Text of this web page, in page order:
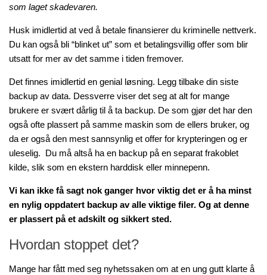
som laget skadevaren.
Husk imidlertid at ved å betale finansierer du kriminelle nettverk.
Du kan også bli “blinket ut” som et betalingsvillig offer som blir
utsatt for mer av det samme i tiden fremover.
Det finnes imidlertid en genial løsning. Legg tilbake din siste
backup av data. Dessverre viser det seg at alt for mange
brukere er svært dårlig til å ta backup. De som gjør det har den
også ofte plassert på samme maskin som de ellers bruker, og
da er også den mest sannsynlig et offer for krypteringen og er
uleselig. Du må altså ha en backup på en separat frakoblet
kilde, slik som en ekstern harddisk eller minnepenn.
Vi kan ikke få sagt nok ganger hvor viktig det er å ha minst
en nylig oppdatert backup av alle viktige filer. Og at denne
er plassert på et adskilt og sikkert sted.
Hvordan stoppet det?
Mange har fått med seg nyhetssaken om at en ung gutt klarte å